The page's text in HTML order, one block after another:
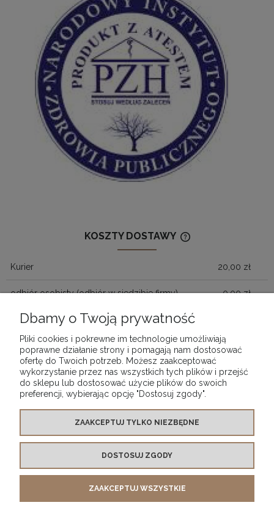
KOSZTY DOSTAWY
Kurier 20,00 zł
odbiór osobisty(odbiór w siedzibie firmy) 0,00 zł
POMOC
MOJE KONTO
PŁATNOŚCI I DOSTAWA
INFORMACJE
O NAS
Dbamy o Twoją prywatność
Pliki cookies i pokrewne im technologie umożliwiają
poprawne działanie strony i pomagają nam dostosować
ofertę do Twoich potrzeb. Możesz zaakceptować
wykorzystanie przez nas wszystkich tych plików i przejść
do sklepu lub dostosować użycie plików do swoich
preferencji, wybierając opcję "Dostosuj zgody".
ZAAKCEPTUJ TYLKO NIEZBĘDNE
DOSTOSUJ ZGODY
ZAAKCEPTUJ WSZYSTKIE